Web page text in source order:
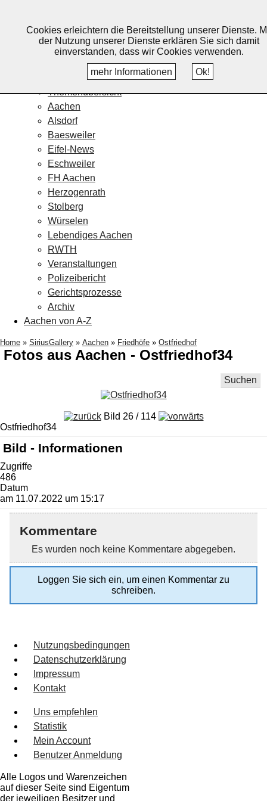
Home
Veranstaltungskalender
Themenübersicht
Aachen
Alsdorf
Baesweiler
Eifel-News
Eschweiler
FH Aachen
Herzogenrath
Stolberg
Würselen
Lebendiges Aachen
RWTH
Veranstaltungen
Polizeibericht
Gerichtsprozesse
Archiv
Aachen von A-Z
Home » SiriusGallery » Aachen » Friedhöfe » Ostfriedhof
Fotos aus Aachen - Ostfriedhof34
Suchen
Bild 26 / 114
Ostfriedhof34
Bild - Informationen
Zugriffe
486
Datum
am 11.07.2022 um 15:17
Kommentare
Es wurden noch keine Kommentare abgegeben.
Loggen Sie sich ein, um einen Kommentar zu
schreiben.
Nutzungsbedingungen
Datenschutzerklärung
Impressum
Kontakt
Uns empfehlen
Statistik
Mein Account
Benutzer Anmeldung
Alle Logos und Warenzeichen
auf dieser Seite sind Eigentum
der jeweiligen Besitzer und
Cookies erleichtern die Bereitstellung unserer Dienste.
der Nutzung unserer Dienste erklären Sie sich damit
einverstanden, dass wir Cookies verwenden.
mehr Informationen
Ok!